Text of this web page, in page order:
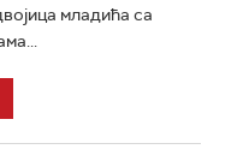
младића са